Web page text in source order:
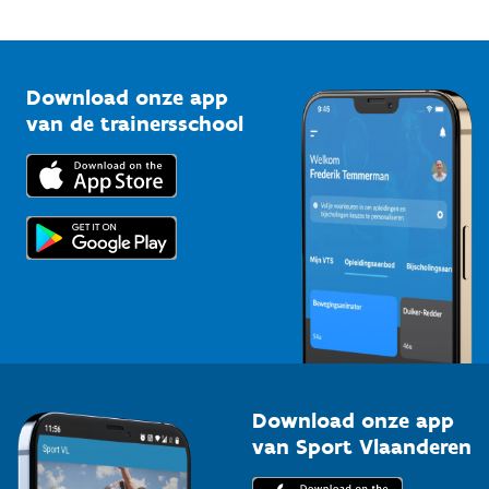
Bedrijven
Trainers en begeleiders
Topsporters
Vlaamse Trainersschool
Kennisplatform
Downloads
Voor de pers
Download onze app
van de trainersschool
Download onze app
van Sport Vlaanderen